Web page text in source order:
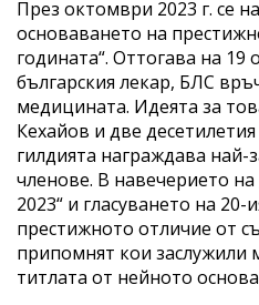
През октомври 2023 г. се
основаването на
годината“. Оттогава на
българския лекар, БЛС
медицината. Идеята за
Кехайов и две
гилдията награждава най-
членове. В навечерието
2023“ и гласуването на 20-
престижното отличие от
припомнят кои заслужили
титлата от нейното